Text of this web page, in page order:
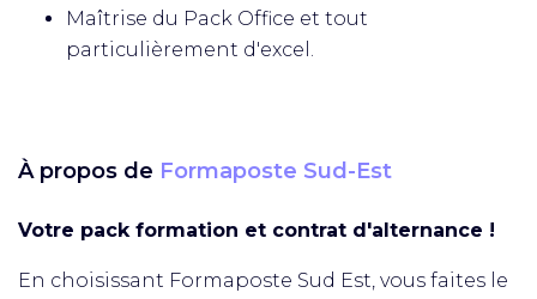
Maîtrise du Pack Office et tout
particulièrement d'excel.
À propos de Formaposte Sud-Est
Votre pack formation et contrat d'alternance !
En choisissant Formaposte Sud Est, vous faites le